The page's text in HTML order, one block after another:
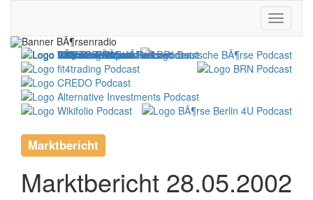
Marktbericht
Marktbericht 28.05.2002